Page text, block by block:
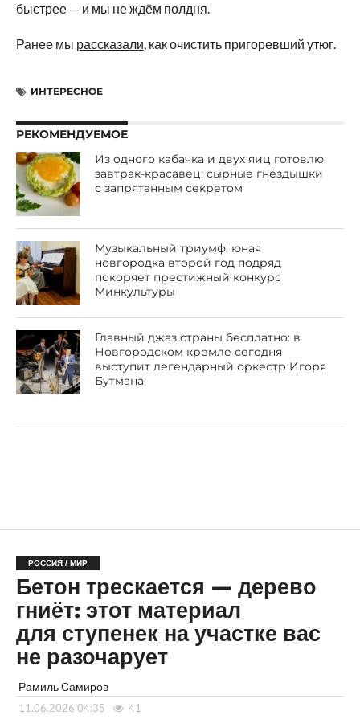
быстрее — и мы не ждём полдня.
Ранее мы рассказали , как очистить пригоревший утюг.
ИНТЕРЕСНОЕ
РЕКОМЕНДУЕМОЕ
Из одного кабачка и двух яиц готовлю
завтрак-красавец: сырные гнёздышки
с запрятанным секретом
Музыкальный триумф: юная
новгородка второй год подряд
покоряет престижный конкурс
Минкультуры
Главный джаз страны бесплатно: в
Новгородском кремле сегодня
выступит легендарный оркестр Игоря
Бутмана
РОССИЯ / МИР
Бетон трескается — дерево
гниёт: этот материал
для ступенек на участке вас
не разочарует
Рамиль Самиров
11.06.2026 04:35 41